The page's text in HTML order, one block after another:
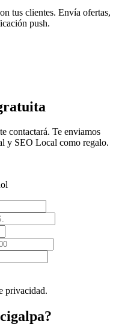
tus clientes. Envía ofertas,
push.
contactará. Te enviamos
y SEO Local como regalo.
privacidad.